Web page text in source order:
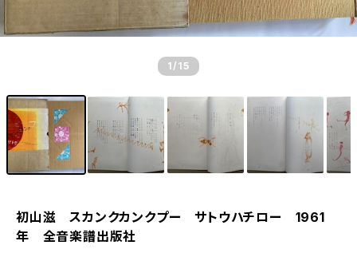
1 /15
初山滋 スカンクカンクプー サトウハチロー 1961
年 全音楽譜出版社